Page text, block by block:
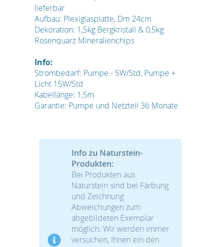
lieferbar
Aufbau: Plexiglasplatte, Dm 24cm
Dekoration: 1,5kg Bergkristall & 0,5kg
Rosenquarz Mineralienchips
Info:
Strombedarf: Pumpe - 5W/Std, Pumpe +
Licht 15W/Std
Kabellänge: 1,5m
Garantie: Pumpe und Netzteil 36 Monate
Info zu Naturstein-
Produkten:
Bei Produkten aus
Naturstein sind bei Färbung
und Zeichnung
Abweichungen zum
abgebildeten Exemplar
möglich. Wir werden immer
versuchen, Ihnen ein den